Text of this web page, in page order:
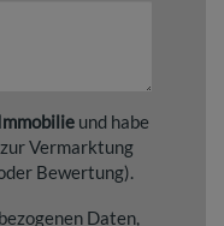
und habe
Vermarktung
Bewertung).
Daten,